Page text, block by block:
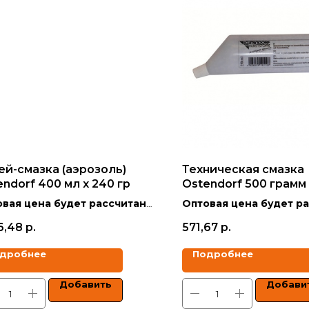
смазка (аэрозоль)
400 мл х 240 гр
цена будет рассчитана
заказа.
указаны с учетом НДС.
р.
Добавить
Техническая смазка
Ostendorf 500 грамм
Оптовая цена будет
объёма заказа.
Цены указаны с учетом
571,67 р.
Подробнее